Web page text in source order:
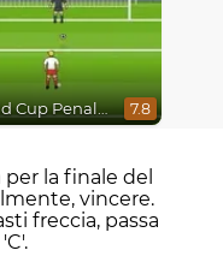
World Cup Penalty 2018 7.8
la finale del
vincere.
freccia, passa